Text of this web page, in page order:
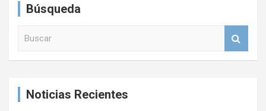
Búsqueda
Noticias Recientes